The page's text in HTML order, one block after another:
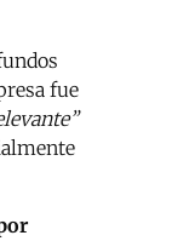
fue